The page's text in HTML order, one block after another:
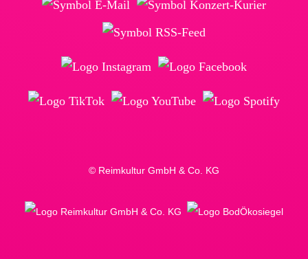
© Reimkultur GmbH & Co. KG